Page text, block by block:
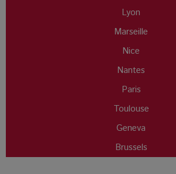
Lyon
Marseille
Nice
Nantes
Paris
Toulouse
Geneva
Brussels